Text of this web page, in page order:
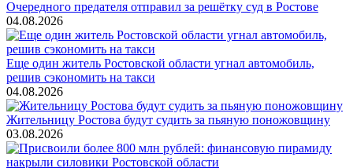
Очередного предателя отправил за решётку суд в Ростове
04.08.2026
Еще один житель Ростовской области угнал автомобиль,
решив сэкономить на такси
04.08.2026
Жительницу Ростова будут судить за пьяную поножовщину
03.08.2026